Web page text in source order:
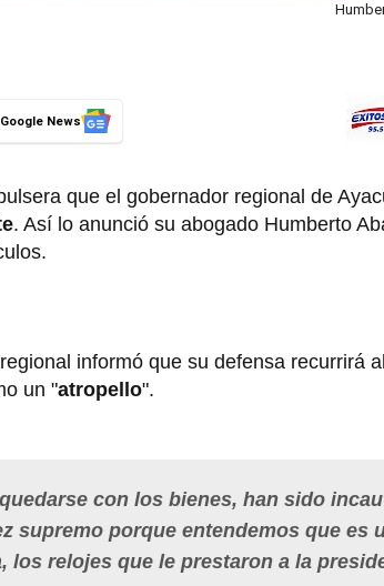
News
que el gobernador regional de
. Así lo anunció su abogado Humberto
informó que su defensa recurrirá
un "atropello".
con los bienes, han sido
supremo porque entendemos que es
los relojes que le prestaron a la